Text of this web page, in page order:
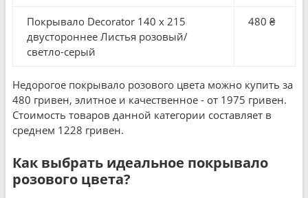
Покрывало Decorator 140 x 215
двустороннее Листья розовый/
светло-серый
480 ₴
Недорогое покрывало розового цвета можно купить за
480 гривен, элитное и качественное - от 1975 гривен.
Стоимость товаров данной категории составляет в
среднем 1228 гривен.
Как выбрать идеальное покрывало
розового цвета?